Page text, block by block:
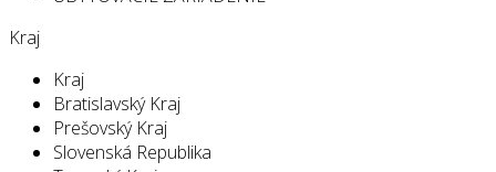
Kraj
Kraj
Bratislavský Kraj
Prešovský Kraj
Slovenská Republika